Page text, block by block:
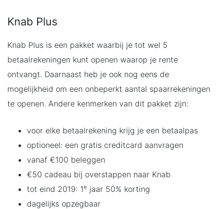
Knab Plus
Knab Plus is een pakket waarbij je tot wel 5
betaalrekeningen kunt openen waarop je rente
ontvangt. Daarnaast heb je ook nog eens de
mogelijkheid om een onbeperkt aantal spaarrekeningen
te openen. Andere kenmerken van dit pakket zijn:
voor elke betaalrekening krijg je een betaalpas
optioneel: een gratis creditcard aanvragen
vanaf €100 beleggen
€50 cadeau bij overstappen naar Knab
tot eind 2019: 1e jaar 50% korting
dagelijks opzegbaar